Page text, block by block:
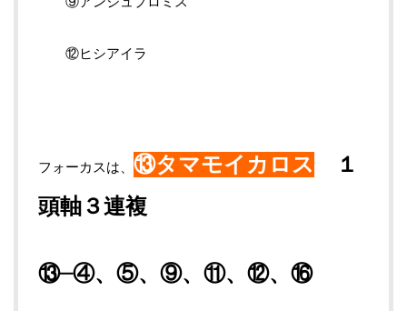
⑫ヒシアイラ
フォーカスは、 ⑬タマモイカロス
１
頭軸３連複
⑬─④、⑤、⑨、⑪、⑫、⑯